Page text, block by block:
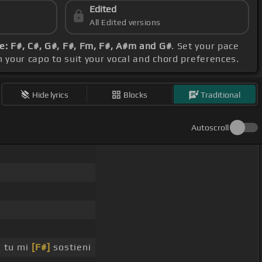
Edited
All Edited versions
F#, C#, G#, F#, Fm, F#, A#m and G#. Set your pace
your capo to suit your vocal and chord preferences.
Hide lyrics Blocks Traditional
Autoscroll
tu mi [F#] sostieni